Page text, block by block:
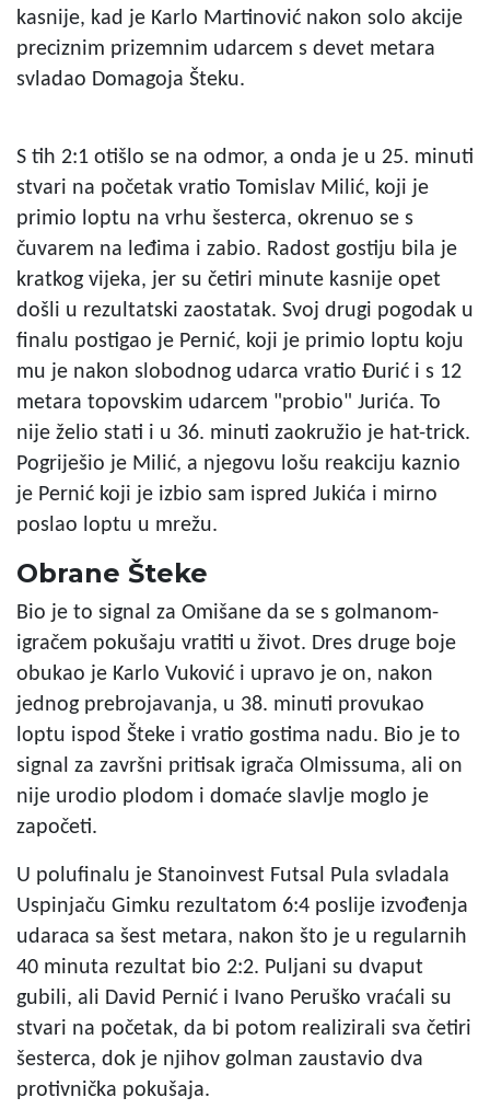
kasnije, kad je Karlo Martinović nakon solo akcije
preciznim prizemnim udarcem s devet metara
svladao Domagoja Šteku.
S tih 2:1 otišlo se na odmor, a onda je u 25. minuti
stvari na početak vratio Tomislav Milić, koji je
primio loptu na vrhu šesterca, okrenuo se s
čuvarem na leđima i zabio. Radost gostiju bila je
kratkog vijeka, jer su četiri minute kasnije opet
došli u rezultatski zaostatak. Svoj drugi pogodak u
finalu postigao je Pernić, koji je primio loptu koju
mu je nakon slobodnog udarca vratio Đurić i s 12
metara topovskim udarcem "probio" Jurića. To
nije želio stati i u 36. minuti zaokružio je hat-trick.
Pogriješio je Milić, a njegovu lošu reakciju kaznio
je Pernić koji je izbio sam ispred Jukića i mirno
poslao loptu u mrežu.
Obrane Šteke
Bio je to signal za Omišane da se s golmanom-
igračem pokušaju vratiti u život. Dres druge boje
obukao je Karlo Vuković i upravo je on, nakon
jednog prebrojavanja, u 38. minuti provukao
loptu ispod Šteke i vratio gostima nadu. Bio je to
signal za završni pritisak igrača Olmissuma, ali on
nije urodio plodom i domaće slavlje moglo je
započeti.
U polufinalu je Stanoinvest Futsal Pula svladala
Uspinjaču Gimku rezultatom 6:4 poslije izvođenja
udaraca sa šest metara, nakon što je u regularnih
40 minuta rezultat bio 2:2. Puljani su dvaput
gubili, ali David Pernić i Ivano Peruško vraćali su
stvari na početak, da bi potom realizirali sva četiri
šesterca, dok je njihov golman zaustavio dva
protivnička pokušaja.